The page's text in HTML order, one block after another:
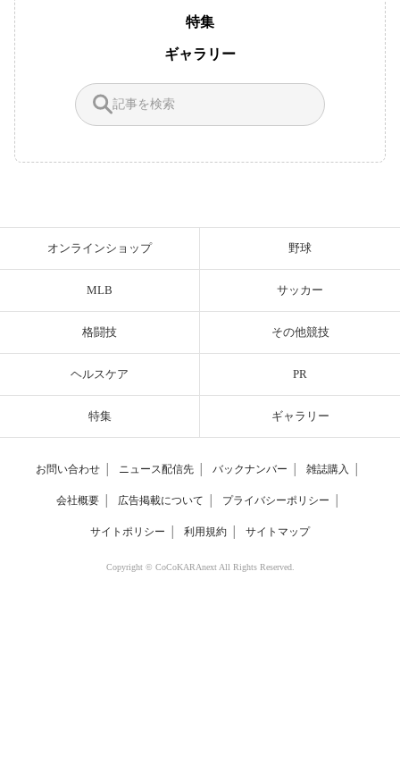
特集
ギャラリー
オンラインショップ 野球
MLB サッカー
格闘技 その他競技
ヘルスケア PR
特集 ギャラリー
お問い合わせ ニュース配信先 バックナンバー 雑誌購入
会社概要 広告掲載について プライバシーポリシー
サイトポリシー 利用規約 サイトマップ
Copyright © CoCoKARAnext All Rights Reserved.